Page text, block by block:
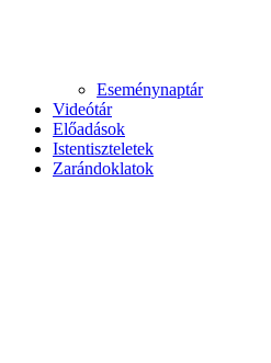
Eseménynaptár
Videótár
Előadások
Istentiszteletek
Zarándoklatok